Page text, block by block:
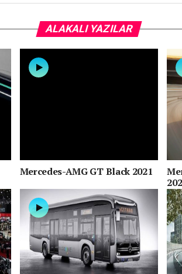
ALAKALI YAZILAR
Mercedes-AMG GT Black 2021